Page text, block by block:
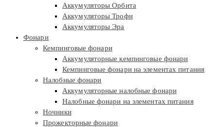
Аккумуляторы Орбита
Аккумуляторы Трофи
Аккумуляторы Эра
Фонари
Кемпинговые фонари
Аккумуляторные кемпинговые фонари
Кемпинговые фонари на элементах питания
Налобные фонари
Аккумуляторные налобные фонари
Налобные фонари на элементах питания
Ночники
Прожекторные фонари